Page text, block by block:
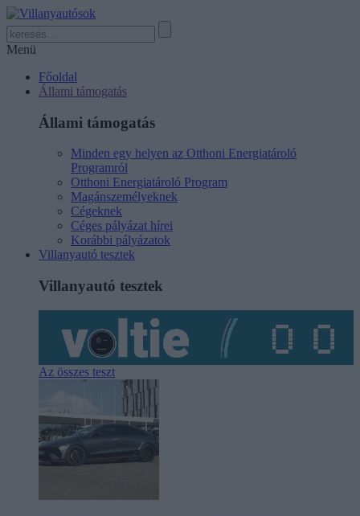
Menü
Főoldal
Állami támogatás
Állami támogatás
Minden egy helyen az Otthoni Energiatároló
Programról
Otthoni Energiatároló Program
Magánszemélyeknek
Cégeknek
Céges pályázat hírei
Korábbi pályázatok
Villanyautó tesztek
Villanyautó tesztek
Az összes teszt